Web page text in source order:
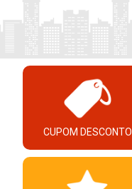
CUPOM DESCONTO